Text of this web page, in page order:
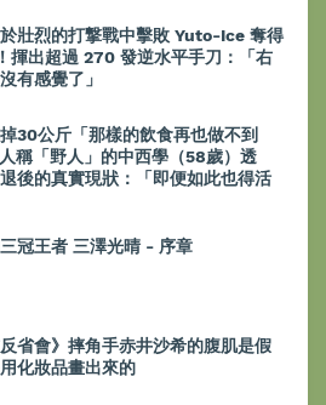
壯烈的打撃戰中擊敗 Yuto-Ice 奪得
揮出超過 270 發逆水平手刀：「右
有感覺了」
30公斤「那樣的飲食再也做不到
稱「野人」的中西學（58歲）透
後的真實現狀：「即便如此也得活
冠王者 三澤光晴 - 序章
反省會》摔角手赤井沙希的腹肌是假
化妝品畫出來的